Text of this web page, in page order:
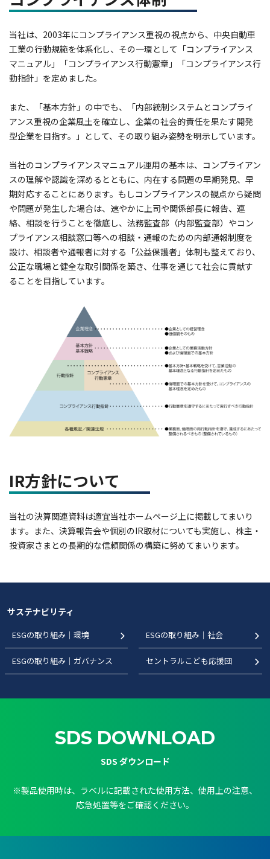
当社は、2003年にコンプライアンス重視の視点から、中央自動車
工業の行動規範を体系化し、その一環として「コンプライアンス
マニュアル」「コンプライアンス行動憲章」「コンプライアンス行
動指針」を定めました。
また、「基本方針」の中でも、「内部統制システムとコンプライ
アンス重視の企業風土を確立し、企業の社会的責任を果たす開発
型企業を目指す。」として、その取り組み姿勢を明示しています。
当社のコンプライアンスマニュアル運用の基本は、コンプライアン
スの理解や認識を深めるとともに、内在する問題の早期発見、早
期対応することにあります。もしコンプライアンスの観点から疑問
や問題が発生した場合は、速やかに上司や関係部長に報告、連
絡、相談を行うことを徹底し、法務監査部（内部監査部）やコン
プライアンス相談窓口等への相談・通報のための内部通報制度を
設け、相談者や通報者に対する「公益保護者」体制も整えており、
公正な職場と健全な取引関係を築き、仕事を通じて社会に貢献す
ることを目指しています。
IR方針について
当社の決算関連資料は適宜当社ホームページ上に掲載してまいり
ます。また、決算報告会や個別のIR取材についても実施し、株主・
投資家さまとの長期的な信頼関係の構築に努めてまいります。
サステナビリティ
ESGの取り組み｜環境 ESGの取り組み｜社会
ESGの取り組み｜ガバナンス セントラルこども応援団
SDS DOWNLOAD
SDS ダウンロード
※製品使用時は、ラベルに記載された使用方法、使用上の注意、
応急処置等をご確認ください。